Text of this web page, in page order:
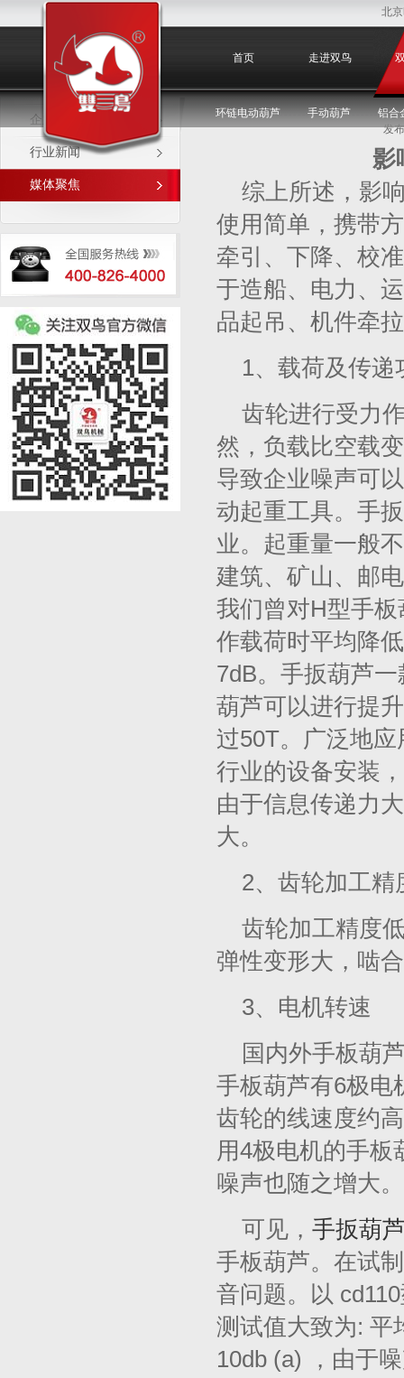
北
首页 走进双鸟
环链电动葫芦 手动葫芦 铝合
媒体聚焦
企业新闻
行业新闻
媒体聚焦
发
影
综上所述，影
使用简单，携带
牵引、下降、校
于造船、电力、
品起吊、机件牵
1、载荷及传递
齿轮进行受力
然，负载比空载
导致企业噪声可
动起重工具。手
业。起重量一般
建筑、矿山、邮
我们曾对H型手
作载荷时平均降
7dB。手扳葫芦
葫芦可以进行提
过50T。广泛地
行业的设备安装
由于信息传递力
大。
2、齿轮加工精
齿轮加工精度
弹性变形大，啮
3、电机转速
国内外手板葫
手板葫芦有6极电
齿轮的线速度约
用4极电机的手板
噪声也随之增大
可见， 手扳葫
手板葫芦。在试
音问题。以
测试值大致为: 平
10db (a) ，由于